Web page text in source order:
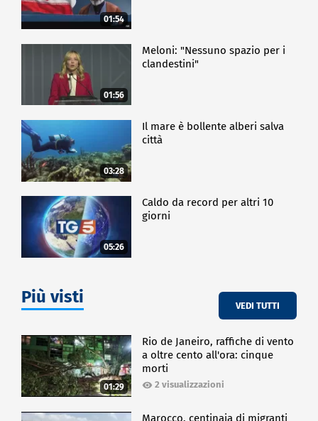
01:54
01:56
Meloni: "Nessuno spazio per i
clandestini"
03:28
Il mare è bollente alberi salva
città
05:26
Caldo da record per altri 10
giorni
Più visti VEDI TUTTI
01:29
Rio de Janeiro, raffiche di vento
a oltre cento all'ora: cinque
morti
2 visualizzazioni
Marocco, centinaia di migranti